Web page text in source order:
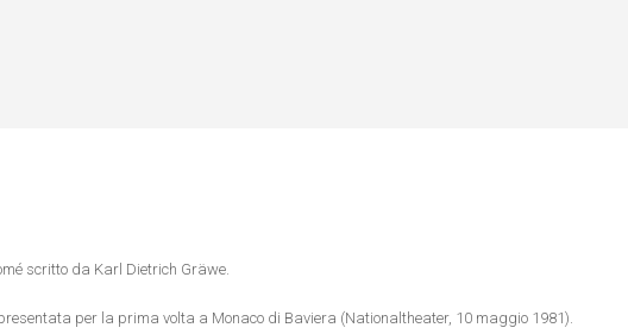
scritto da Karl Dietrich Gräwe.
per la prima volta a Monaco di Baviera (Nationaltheater, 10 maggio 1981).